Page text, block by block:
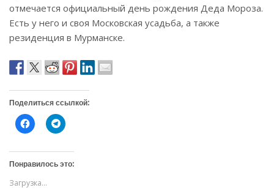
отмечается официальный день рождения Деда Мороза.
Есть у него и своя Московская усадьба, а также
резиденция в Мурманске.
Поделиться ссылкой:
Н
а
и
т
е
ч
Н
а
и
т
е
Понравилось это:
Загрузка...